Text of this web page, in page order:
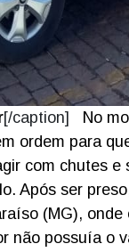
[/caption] No
ordem para
com chutes
Após ser
(MG),
não possuía o